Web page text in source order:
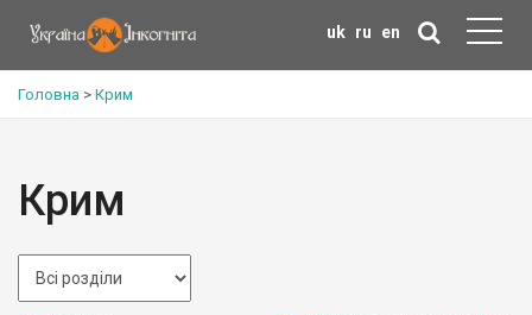
uk ru en
Головна > Крим
Крим